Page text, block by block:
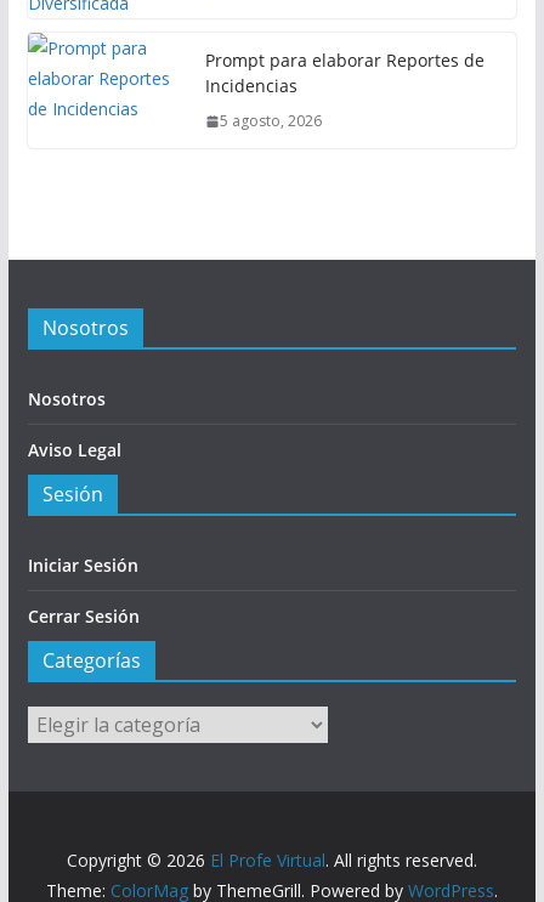
Prompt para elaborar Reportes de
Incidencias
5 agosto, 2026
Nosotros
Nosotros
Aviso Legal
Sesión
Iniciar Sesión
Cerrar Sesión
Categorías
Categorías
Copyright © 2026 El Profe Virtual. All rights reserved.
Theme: ColorMagby ThemeGrill. Powered by WordPress.